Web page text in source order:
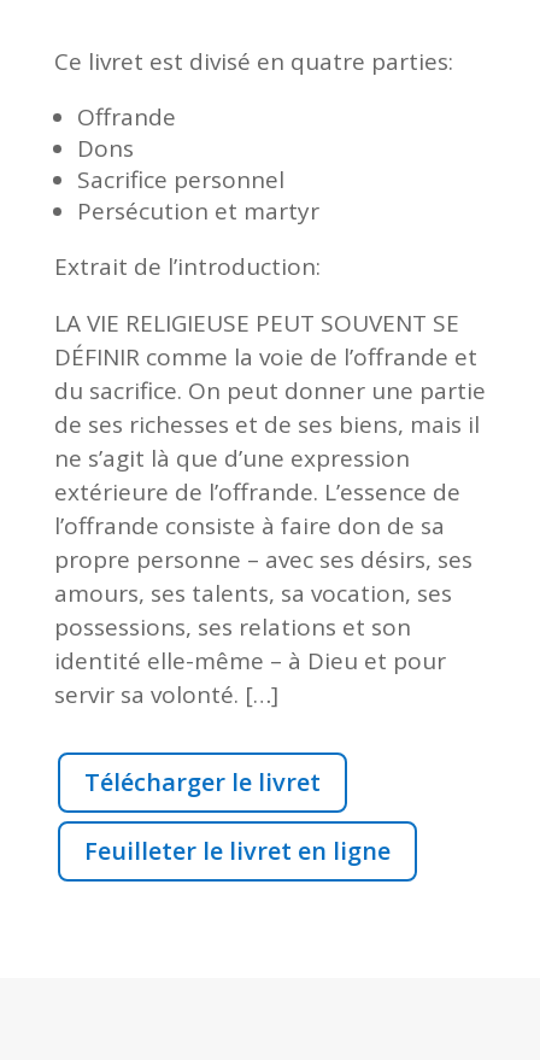
Ce livret est divisé en quatre parties:
Offrande
Dons
Sacrifice personnel
Persécution et martyr
Extrait de l’introduction:
LA VIE RELIGIEUSE PEUT SOUVENT SE
DÉFINIR comme la voie de l’offrande et
du sacrifice. On peut donner une partie
de ses richesses et de ses biens, mais il
ne s’agit là que d’une expression
extérieure de l’offrande. L’essence de
l’offrande consiste à faire don de sa
propre personne – avec ses désirs, ses
amours, ses talents, sa vocation, ses
possessions, ses relations et son
identité elle-même – à Dieu et pour
servir sa volonté. […]
Télécharger le livret
Feuilleter le livret en ligne